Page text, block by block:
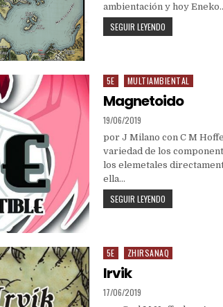
ambientación y hoy
SEGUIR LEYENDOEL
MAPA
Posted
in
5E MULTIAMBIENTAL
Magnetoido
PUBLISHED
DATE:
19/06/2019
por J Milano con C M
variedad de los
los elemetales
ella…
SEGUIR LEYENDOMAGNETOIDO
Posted
in
5E ZHIRSANAQ
Irvik
PUBLISHED
DATE:
17/06/2019